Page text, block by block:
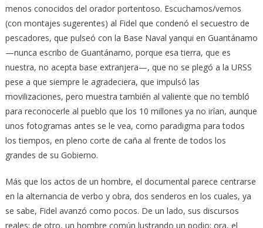
menos conocidos del orador portentoso. Escuchamos/vemos
(con montajes sugerentes) al Fidel que condenó el secuestro de
pescadores, que pulseó con la Base Naval yanqui en Guantánamo
—nunca escribo de Guantánamo, porque esa tierra, que es
nuestra, no acepta base extranjera—, que no se plegó a la URSS
pese a que siempre le agradeciera, que impulsó las
movilizaciones, pero muestra también al valiente que no tembló
para reconocerle al pueblo que los 10 millones ya no irían, aunque
unos fotogramas antes se le vea, como paradigma para todos
los tiempos, en pleno corte de caña al frente de todos los
grandes de su Gobierno.
Más que los actos de un hombre, el documental parece centrarse
en la alternancia de verbo y obra, dos senderos en los cuales, ya
se sabe, Fidel avanzó como pocos. De un lado, sus discursos
reales; de otro, un hombre común lustrando un podio; ora, el